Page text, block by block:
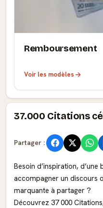
Remboursement
Voir les modèles
37.000 Citations
Partager :
Besoin d’inspiration,
accompagner un discours
marquante à partager ?
Découvrez 37 000